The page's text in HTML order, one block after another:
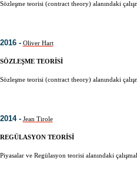
Sözleşme teorisi (contract theory) alanındaki
2016 - Oliver Hart
SÖZLEŞME TEORİSİ
Sözleşme teorisi (contract theory) alanındaki
2014 - Jean Tirole
REGÜLASYON TEORİSİ
Piyasalar ve Regülasyon teorisi alanındaki